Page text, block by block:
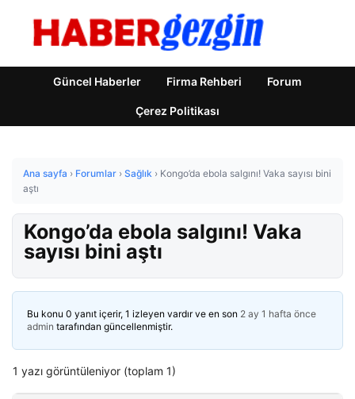
Güncel Haberler Firma Rehberi Forum
Çerez Politikası
Ana sayfa › Forumlar › Sağlık › Kongo’da ebola salgını! Vaka sayısı bini
aştı
Kongo’da ebola salgını! Vaka
sayısı bini aştı
Bu konu 0 yanıt içerir, 1 izleyen vardır ve en son 2 ay 1 hafta önce
admin tarafından güncellenmiştir.
1 yazı görüntüleniyor (toplam 1)